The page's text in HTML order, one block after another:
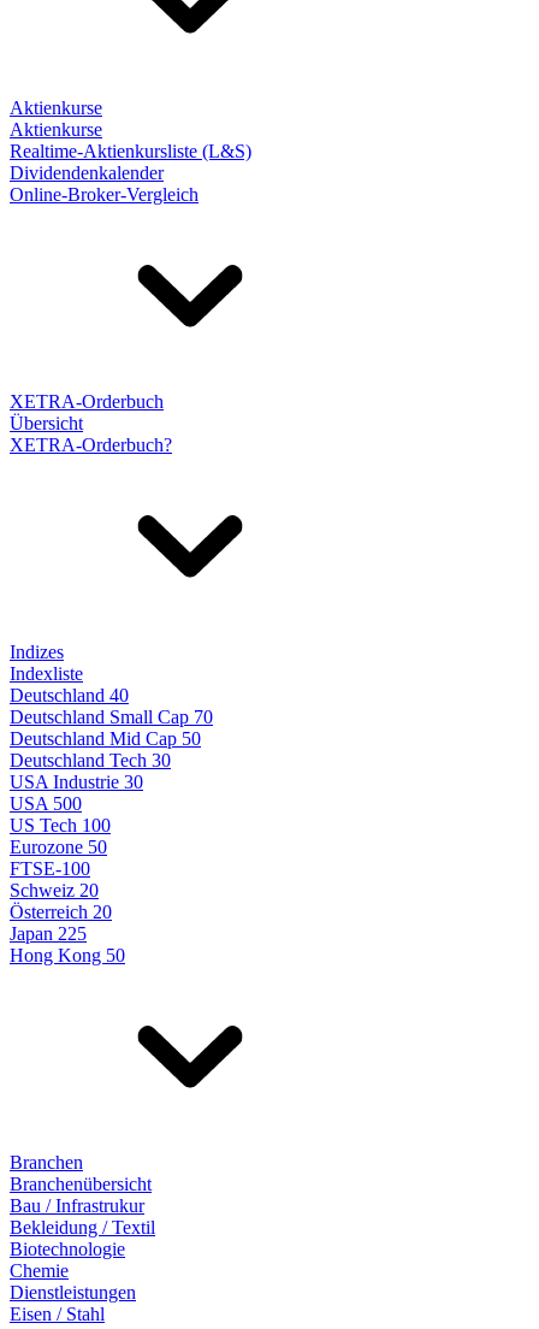
Aktienkurse
Aktienkurse
Realtime-Aktienkursliste (L&S)
Dividendenkalender
Online-Broker-Vergleich
XETRA-Orderbuch
Übersicht
XETRA-Orderbuch?
Indizes
Indexliste
Deutschland 40
Deutschland Small Cap 70
Deutschland Mid Cap 50
Deutschland Tech 30
USA Industrie 30
USA 500
US Tech 100
Eurozone 50
FTSE-100
Schweiz 20
Österreich 20
Japan 225
Hong Kong 50
Branchen
Branchenübersicht
Bau / Infrastrukur
Bekleidung / Textil
Biotechnologie
Chemie
Dienstleistungen
Eisen / Stahl